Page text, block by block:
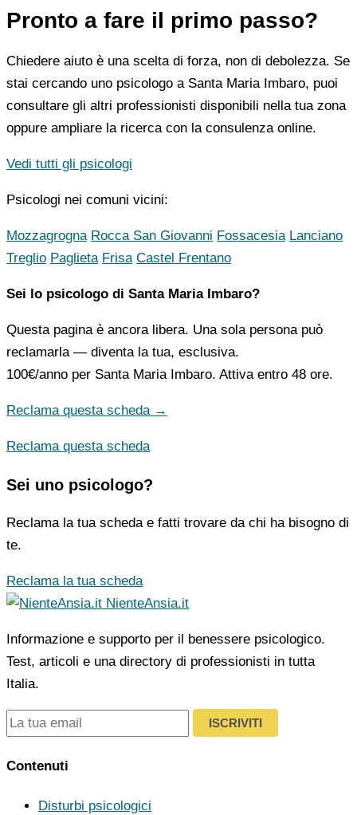
Pronto a fare il primo passo?
Chiedere aiuto è una scelta di forza, non di debolezza. Se
stai cercando uno psicologo a Santa Maria Imbaro, puoi
consultare gli altri professionisti disponibili nella tua zona
oppure ampliare la ricerca con la consulenza online.
Vedi tutti gli psicologi
Psicologi nei comuni vicini:
Mozzagrogna Rocca San Giovanni Fossacesia Lanciano
Treglio Paglieta Frisa Castel Frentano
Sei lo psicologo di Santa Maria Imbaro?
Questa pagina è ancora libera. Una sola persona può
reclamarla — diventa la tua, esclusiva.
100€/anno per Santa Maria Imbaro. Attiva entro 48 ore.
Reclama questa scheda →
Reclama questa scheda
Sei uno psicologo?
Reclama la tua scheda e fatti trovare da chi ha bisogno di
te.
Reclama la tua scheda
NienteAnsia.it
Informazione e supporto per il benessere psicologico.
Test, articoli e una directory di professionisti in tutta
Italia.
ISCRIVITI
Contenuti
Disturbi psicologici